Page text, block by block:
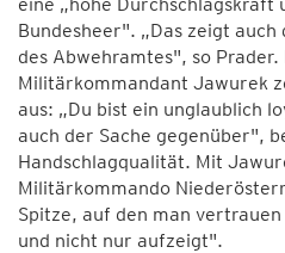
Bundesheer". „Das zeigt
des Abwehramtes", so Prader.
Militärkommandant Jawurek
aus: „Du bist ein unglaublich
auch der Sache gegenüber",
Handschlagqualität. Mit
Militärkommando
Spitze, auf den man
und nicht nur aufzeigt".